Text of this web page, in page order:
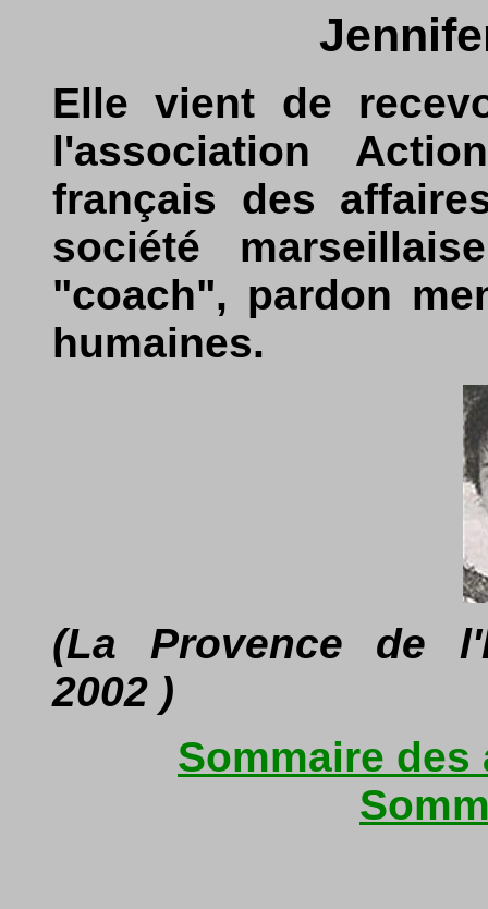
Elle vient de
l'association
français des
société
"coach", pardon
humaines.
(La Provence de
2002 )
Sommaire des